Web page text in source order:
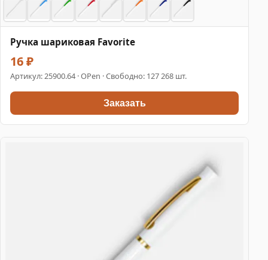
Ручка шариковая Favorite
16 ₽
Артикул:25900.64 · OPen · Свободно: 127 268 шт.
Заказать